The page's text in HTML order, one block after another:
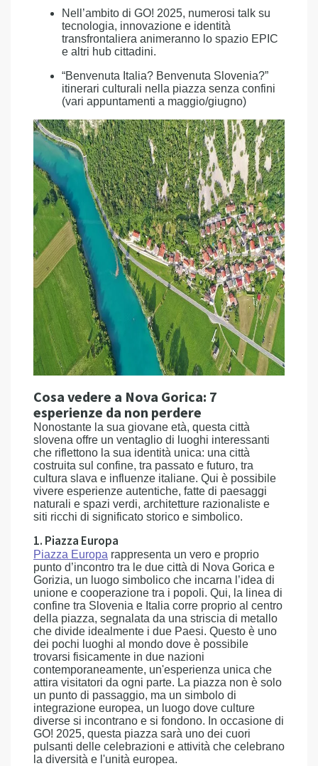
Nell’ambito di GO! 2025, numerosi talk su
tecnologia, innovazione e identità
transfrontaliera animeranno lo spazio EPIC
e altri hub cittadini.
“Benvenuta Italia? Benvenuta Slovenia?”
itinerari culturali nella piazza senza confini
(vari appuntamenti a maggio/giugno)
Cosa vedere a Nova Gorica: 7
esperienze da non perdere
Nonostante la sua giovane età, questa città
slovena offre un ventaglio di luoghi interessanti
che riflettono la sua identità unica: una città
costruita sul confine, tra passato e futuro, tra
cultura slava e influenze italiane. Qui è possibile
vivere esperienze autentiche, fatte di paesaggi
naturali e spazi verdi, architetture razionaliste e
siti ricchi di significato storico e simbolico.
1. Piazza Europa
Piazza Europa rappresenta un vero e proprio
punto d’incontro tra le due città di Nova Gorica e
Gorizia, un luogo simbolico che incarna l’idea di
unione e cooperazione tra i popoli. Qui, la linea di
confine tra Slovenia e Italia corre proprio al centro
della piazza, segnalata da una striscia di metallo
che divide idealmente i due Paesi. Questo è uno
dei pochi luoghi al mondo dove è possibile
trovarsi fisicamente in due nazioni
contemporaneamente, un'esperienza unica che
attira visitatori da ogni parte. La piazza non è solo
un punto di passaggio, ma un simbolo di
integrazione europea, un luogo dove culture
diverse si incontrano e si fondono. In occasione di
GO! 2025, questa piazza sarà uno dei cuori
pulsanti delle celebrazioni e attività che celebrano
la diversità e l'unità europea.